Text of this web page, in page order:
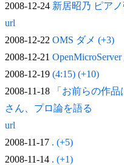
2008-12-24 新居昭乃 ピア
url
2008-12-22 OMS ダメ (+3)
2008-12-21
2008-12-19 (4:15) (+10)
2008-11-18
「お前らの作
さん、プロ論を語る
url
2008-11-17 . (+5)
2008-11-14 . (+1)